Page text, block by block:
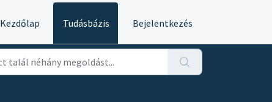
Kezdőlap Tudásbázis Bejelentkezés